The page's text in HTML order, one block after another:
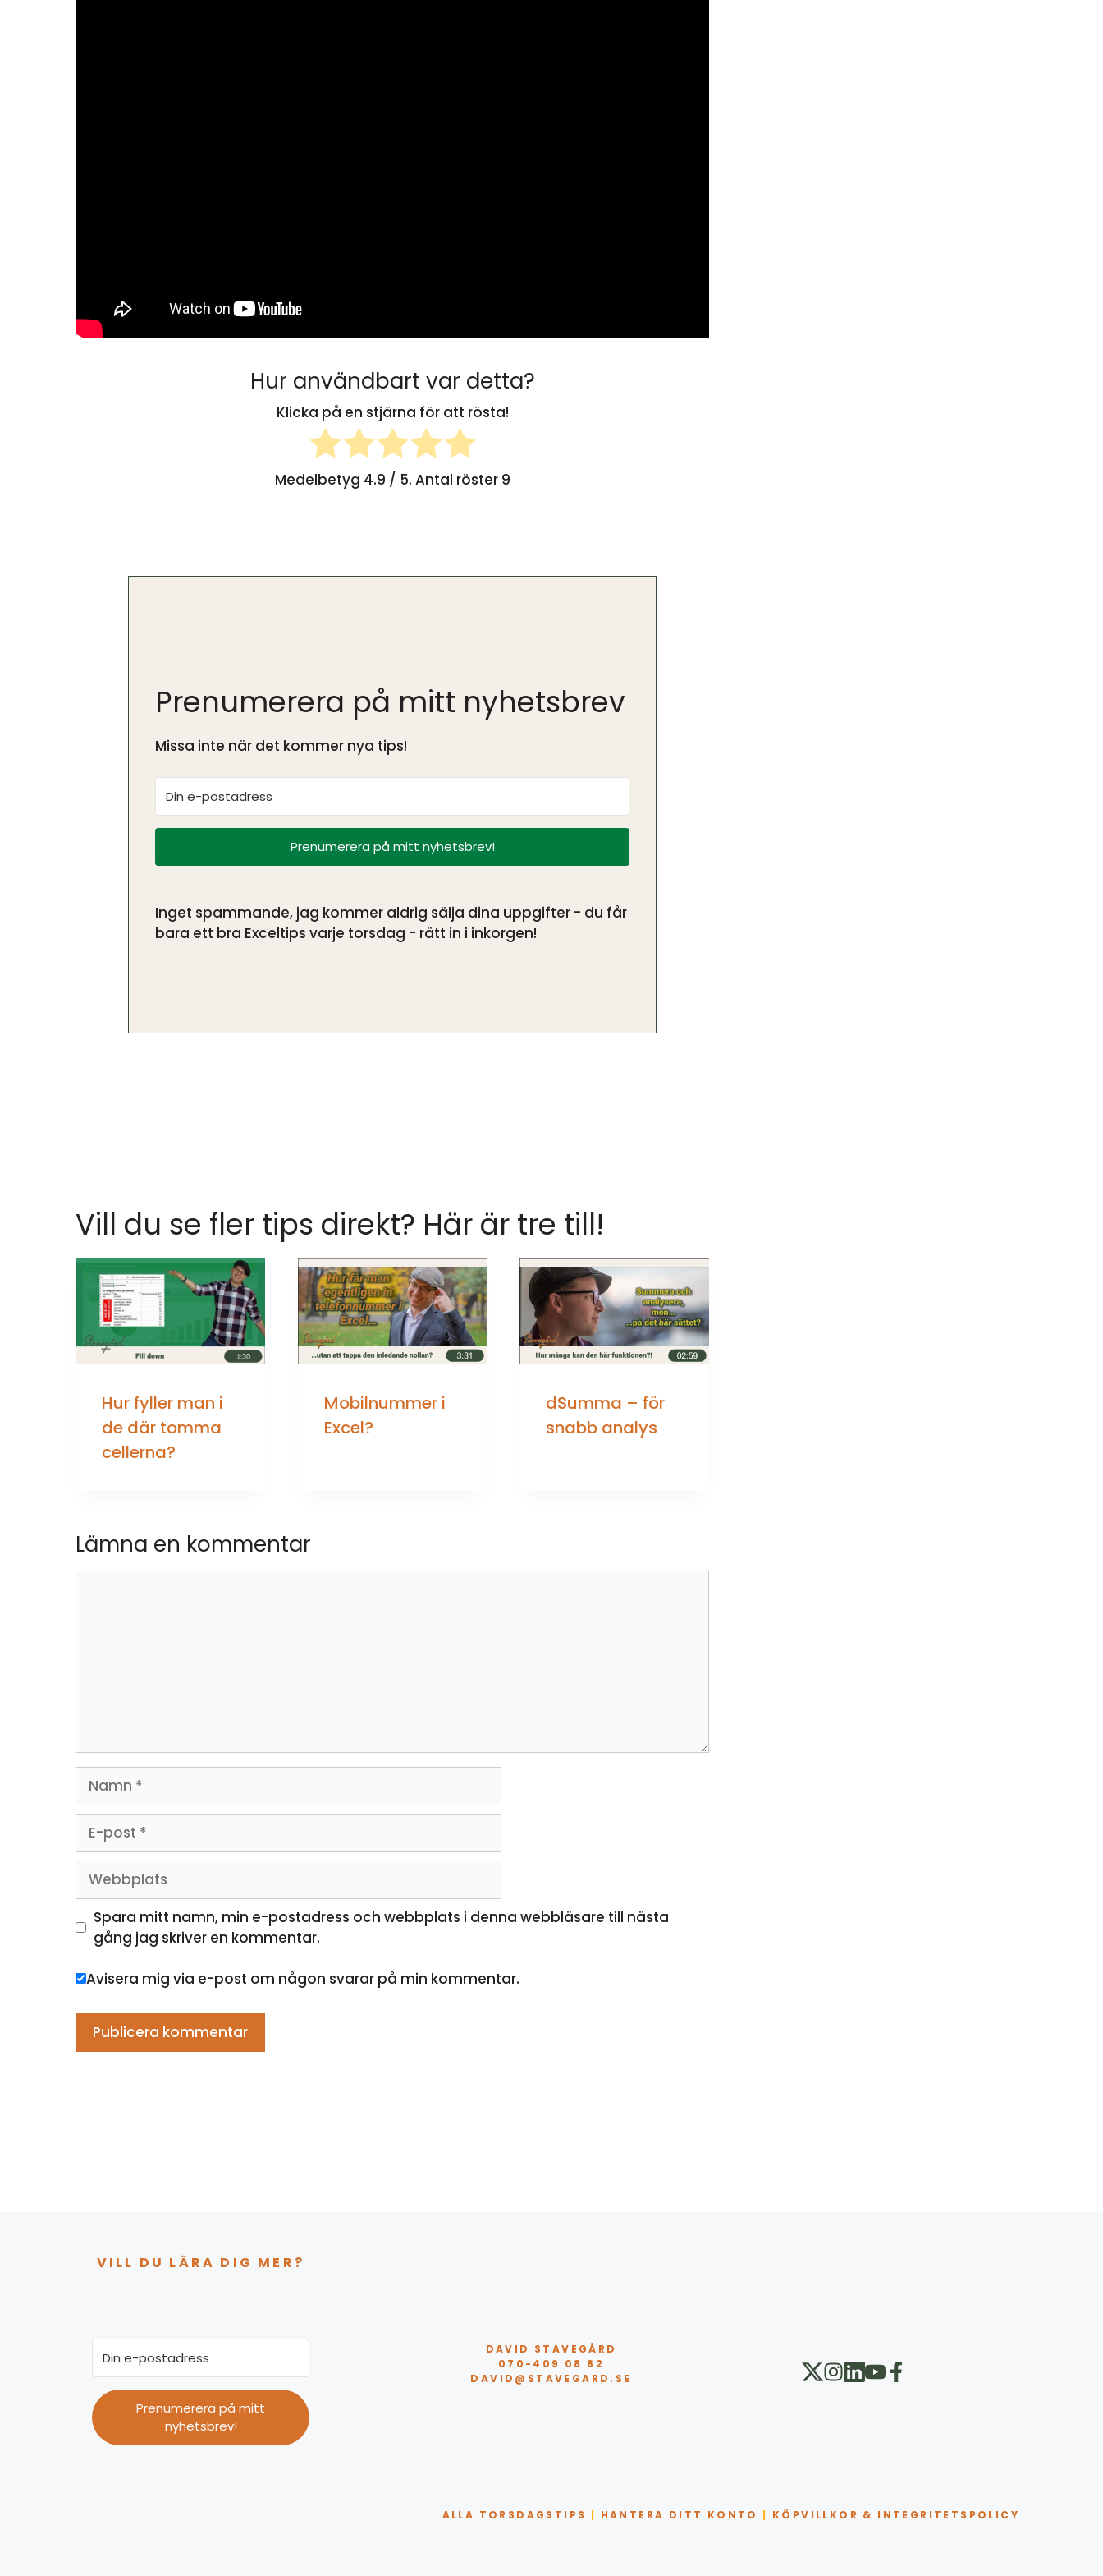
Hur användbart var detta?
Klicka på en stjärna för att rösta!
Medelbetyg 4.9 / 5. Antal röster 9
Prenumerera på mitt nyhetsbrev
Missa inte när det kommer nya tips!
Prenumerera på mitt nyhetsbrev!
Inget spammande, jag kommer aldrig sälja dina uppgifter - du får
bara ett bra Exceltips varje torsdag - rätt in i inkorgen!
Vill du se fler tips direkt? Här är tre till!
Hur fyller man i
de där tomma
cellerna?
Mobilnummer i
Excel?
dSumma – för
snabb analys
Lämna en kommentar
Namn
post
Webbplats
Spara mitt namn, min e-postadress och webbplats i denna webbläsare till nästa
gång jag skriver en kommentar.
Avisera mig via e-post om någon svarar på min kommentar.
VILL DU LÄRA DIG MER?
Prenumerera på mitt
nyhetsbrev!
DAVID STAVEGÅRD
070-409 08 82
DAVID@STAVEGARD.SE
ALLA TORSDAGSTIPS | HANTERA DITT KONTO | KÖPVILLKOR & INTEGRITETSPOLICY